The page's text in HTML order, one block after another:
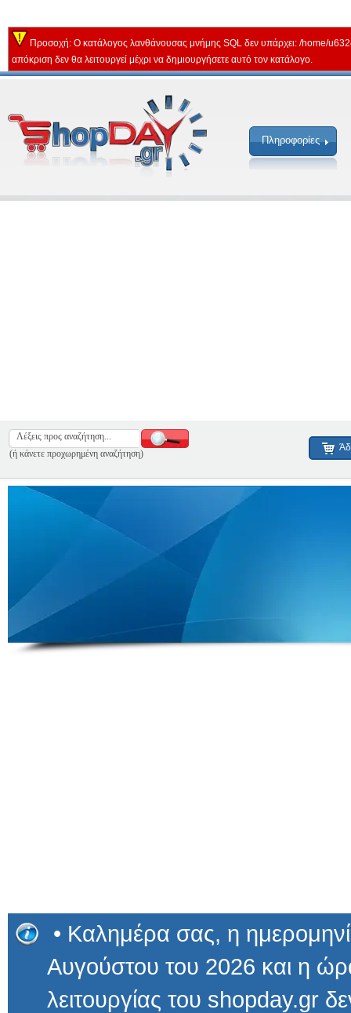
Προσοχή: Ο κατάλογος λανθάνουσας μνήμης SQL δεν υπάρχει: /home/
απόκριση δεν θα λειτουργεί μέχρι να δημιουργήσετε αυτό τον κατάλογο.
Πληροφορίες
(ή κάνετε προχωρημένη αναζήτηση)
• Καλημέρα σας, η
Αυγούστου του 2026 και η
λειτουργίας του shopday.gr